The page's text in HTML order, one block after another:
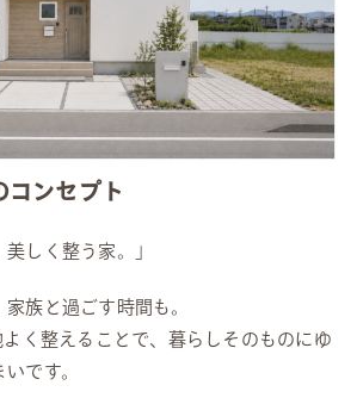
ンセプト
美しく整う家。」
族と過ごす時間も。
よく整えることで、暮らしそのものにゆ
です。